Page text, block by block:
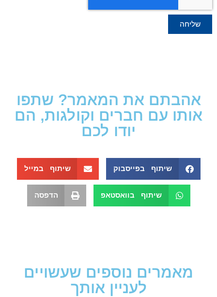
שליחה
אהבתם את המאמר? שתפו
אותו עם חברים וקולגות, הם
יודו לכם
שיתוף בפייסבוק שיתוף במייל
שיתוף בוואסטאפ הדפסה
מאמרים נוספים שעשויים
לעניין אותך